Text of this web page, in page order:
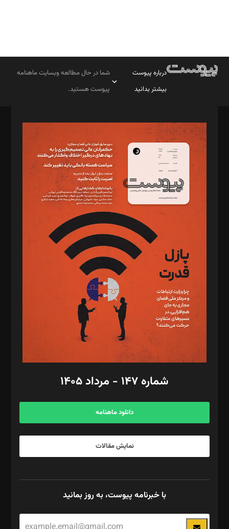
درباره پیوست
بیشتر بدانید
شما در حال مطالعه وبسایت ماهنامه
پیوست هستید.
مدیر مسئول: محمدباقر اثنی‌عشری
سردبیر: مهرک محمودی
دبیر تحریریه: میثم قاسمی
د‌بیر ناداستان: سمانه سمیع
د‌بیر خدمت و تجارت: ابوالفضل رجبی
د‌بیر حقوق فناوری: حسام‌الدین ایپکچی
د‌بیر پیوست جهان: مینا پاکدل
د‌بیر تحریریه آنلاین: بابک نقاش
تحریریه‌: مجتبی محمود‌ی، آرش برهمند، یسنا امان‌پور، سروش کرمیان،
مصطفی مسجدی آرانی، ابوالفضل رجبی، زهرا فکرانه، فائزه فتحی
رستمی،مصطفی باستان
ویرایش: نگار استاد‌‌آقا
طراح یونیفرم: مجید توکلی
فیلمبرداری و عکاسی: امیر شفیعی، مانی لطفی زاده
گرافیک و صفحه‌آرایی: سید‌سبحان‌علی ثابت
مد‌یر توسعه تجاری: کامبیز برید‌
امور مالی: شاپور رهبری، محمد‌ کاظمی‌نیا
آگهی و مشترکین: ۰۹۱۹۹۹۹۰۴۵۴
شماره ۱۴۷ - مرداد ۱۴۰۵
دانلود ماهنامه
نمایش مقالات
با خبرنامه پیوست، به روز بمانید